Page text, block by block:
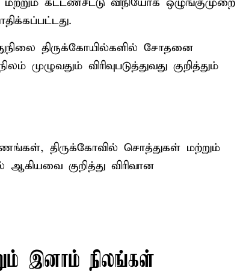
திருக்கோயில்களில் சோதனை
முழுவதும் விரிவுபடுத்துவது குறித்தும்
திருக்கோவில் சொத்துகள் மற்றும்
குறித்து விரிவான
இனாம் நிலங்கள்